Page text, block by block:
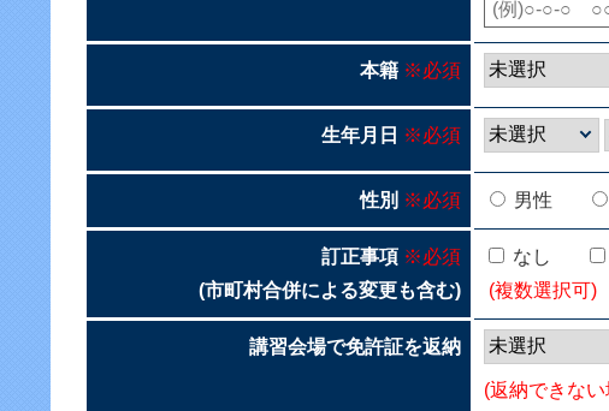
本籍 ※必須
生年月日 ※必須
性別 ※必須 男性
訂正事項 ※必須
(市町村合併による変更も含む)
なし
(複数選択可)
講習会場で免許証を返納
(返納できな